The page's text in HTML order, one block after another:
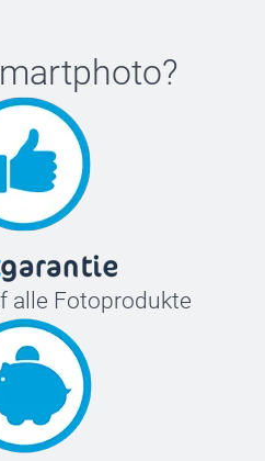
?
alle Fotoprodukte